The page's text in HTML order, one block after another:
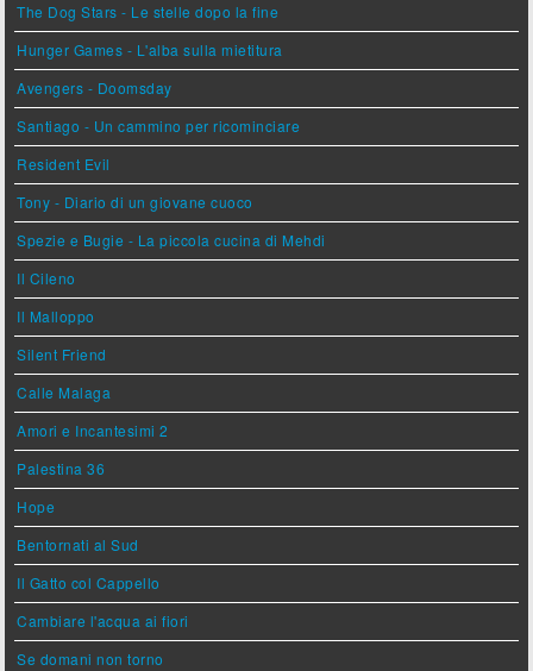
The Dog Stars - Le stelle dopo la fine
Hunger Games - L'alba sulla mietitura
Avengers - Doomsday
Santiago - Un cammino per ricominciare
Resident Evil
Tony - Diario di un giovane cuoco
Spezie e Bugie - La piccola cucina di Mehdi
Il Cileno
Il Malloppo
Silent Friend
Calle Malaga
Amori e Incantesimi 2
Palestina 36
Hope
Bentornati al Sud
Il Gatto col Cappello
Cambiare l'acqua ai fiori
Se domani non torno